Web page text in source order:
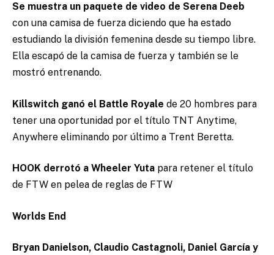
Se muestra un paquete de video de Serena Deeb
con una camisa de fuerza diciendo que ha estado
estudiando la división femenina desde su tiempo libre.
Ella escapó de la camisa de fuerza y también se le
mostró entrenando.
Killswitch ganó el Battle Royale de 20 hombres para
tener una oportunidad por el título TNT Anytime,
Anywhere eliminando por último a Trent Beretta.
HOOK derrotó a Wheeler Yuta para retener el título
de FTW en pelea de reglas de FTW
Worlds End
Bryan Danielson, Claudio Castagnoli, Daniel García y